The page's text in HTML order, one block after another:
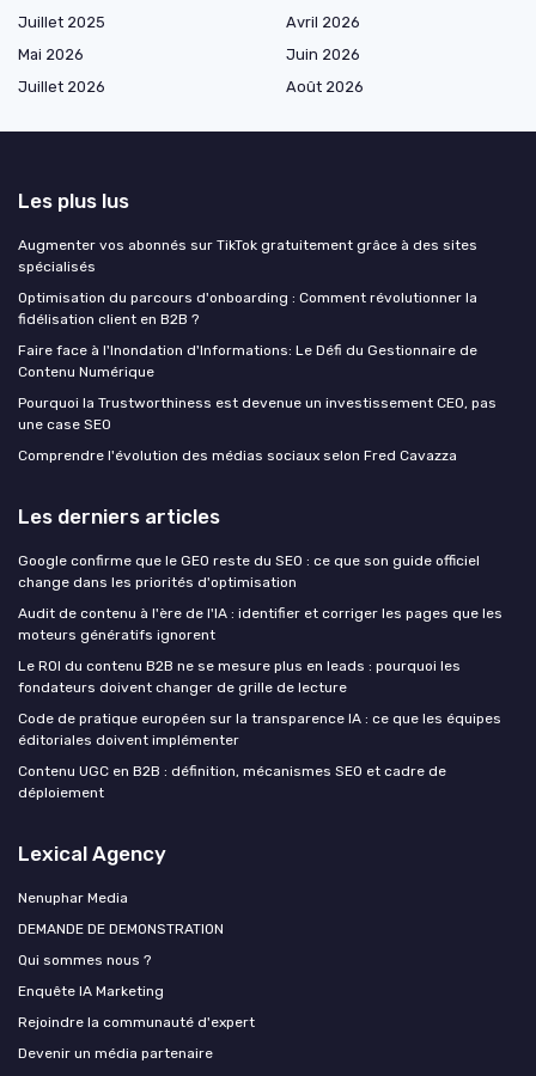
Juillet 2025
Avril 2026
Mai 2026
Juin 2026
Juillet 2026
Août 2026
Les plus lus
Augmenter vos abonnés sur TikTok gratuitement grâce à des sites
spécialisés
Optimisation du parcours d'onboarding : Comment révolutionner la
fidélisation client en B2B ?
Faire face à l'Inondation d'Informations: Le Défi du Gestionnaire de
Contenu Numérique
Pourquoi la Trustworthiness est devenue un investissement CEO, pas
une case SEO
Comprendre l'évolution des médias sociaux selon Fred Cavazza
Les derniers articles
Google confirme que le GEO reste du SEO : ce que son guide officiel
change dans les priorités d'optimisation
Audit de contenu à l'ère de l'IA : identifier et corriger les pages que les
moteurs génératifs ignorent
Le ROI du contenu B2B ne se mesure plus en leads : pourquoi les
fondateurs doivent changer de grille de lecture
Code de pratique européen sur la transparence IA : ce que les équipes
éditoriales doivent implémenter
Contenu UGC en B2B : définition, mécanismes SEO et cadre de
déploiement
Lexical Agency
Nenuphar Media
DEMANDE DE DEMONSTRATION
Qui sommes nous ?
Enquête IA Marketing
Rejoindre la communauté d'expert
Devenir un média partenaire